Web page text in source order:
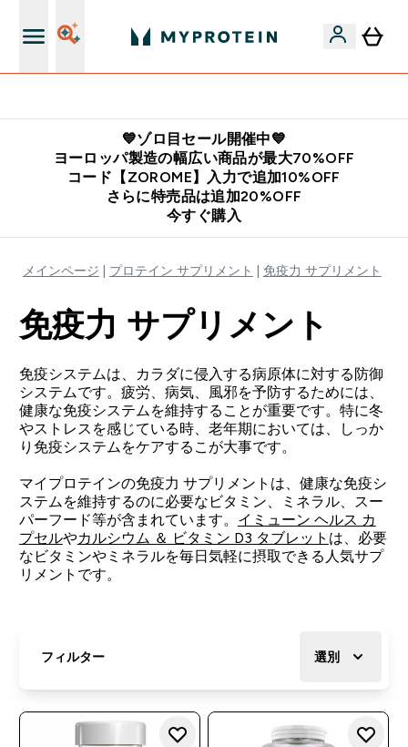
💙ゾロ目セール開催中💙
ヨーロッパ製造の幅広い商品が最大70%OFF
コード【ZOROME】入力で追加10%OFF
さらに特売品は追加20%OFF
今すぐ購入
メインページ プロテイン サプリメント 免疫力 サプリメント
免疫力 サプリメント
免疫システムは、カラダに侵入する病原体に対する防御
システムです。疲労、病気、風邪を予防するためには、
健康な免疫システムを維持することが重要です。特に冬
やストレスを感じている時、老年期においては、しっか
り免疫システムをケアするこが大事です。
マイプロテインの免疫力 サプリメントは、健康な免疫シ
ステムを維持するのに必要なビタミン、ミネラル、スー
パーフード等が含まれています。 イミューン ヘルス カ
プセルやカルシウム ＆ ビタミン D3 タブレット は、必要
なビタミンやミネラルを毎日気軽に摂取できる人気サプ
リメントです。
フィルター 選別